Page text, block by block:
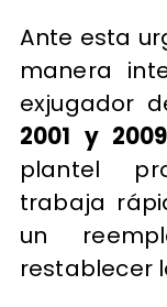
Ante esta
manera
exjugador
2001 y 2009
plantel
trabaja
un
restablecer